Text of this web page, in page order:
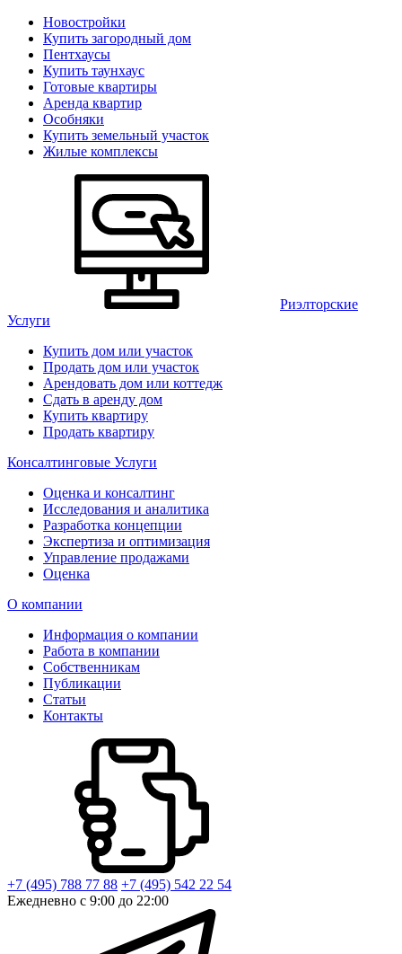
Новостройки
Купить загородный дом
Пентхаусы
Купить таунхаус
Готовые квартиры
Аренда квартир
Особняки
Купить земельный участок
Жилые комплексы
Риэлторские
Услуги
Купить дом или участок
Продать дом или участок
Арендовать дом или коттедж
Сдать в аренду дом
Купить квартиру
Продать квартиру
Консалтинговые Услуги
Оценка и консалтинг
Исследования и аналитика
Разработка концепции
Экспертиза и оптимизация
Управление продажами
Оценка
О компании
Информация о компании
Работа в компании
Собственникам
Публикации
Статьи
Контакты
+7 (495) 788 77 88 +7 (495) 542 22 54
Ежедневно с 9:00 до 22:00